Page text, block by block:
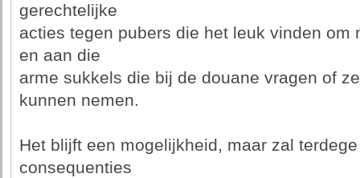
gerechtelijke
acties tegen pubers die het leuk vinden om
en aan die
arme sukkels die bij de douane vragen of
kunnen nemen.
Het blijft een mogelijkheid, maar zal
consequenties